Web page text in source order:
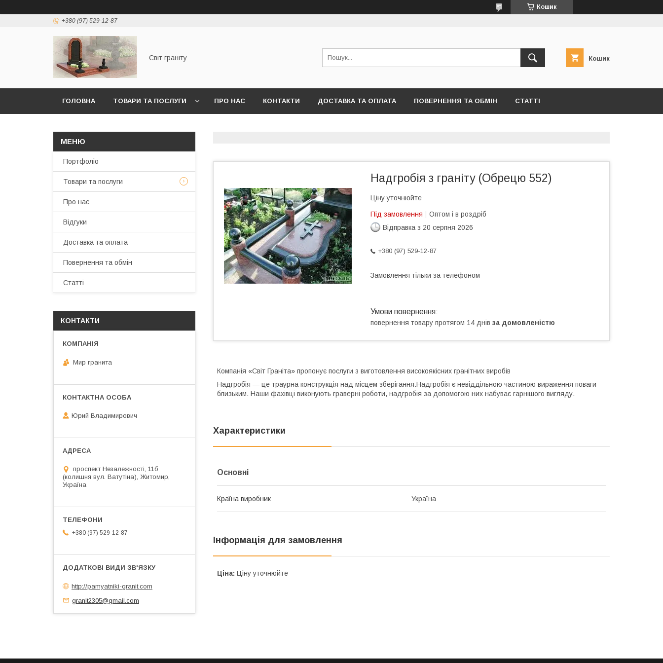
Кошик
+380 (97) 529-12-87
Світ граніту Кошик
ГОЛОВНА ТОВАРИ ТА ПОСЛУГИ ПРО НАС КОНТАКТИ ДОСТАВКА ТА ОПЛАТА ПОВЕРНЕННЯ ТА ОБМІН СТАТТІ
Надгробія з граніту (Обрецю 552)
Ціну уточнюйте
Під замовлення
Оптом і в роздріб
Відправка з 20 серпня 2026
+380 (97) 529-12-87
Замовлення тільки за телефоном
повернення товару протягом 14 днів за домовленістю
Компанія «Світ Граніта» пропонує послуги з виготовлення високоякісних гранітних виробів
Надгробія — це траурна конструкція над місцем зберігання.Надгробія є невіддільною частиною вираження поваги
близьким. Наши фахівці виконують граверні роботи, надгробія за допомогою них набуває гарнішого вигляду.
Характеристики
Основні
Країна виробник Україна
Інформація для замовлення
Ціна: Ціну уточнюйте
Портфоліо
Товари та послуги
Про нас
Відгуки
Доставка та оплата
Повернення та обмін
Статті
КОНТАКТИ
Мир гранита
Юрий Владимирович
проспект Незалежності, 11б
(колишня вул. Ватутіна), Житомир,
Україна
+380 (97) 529-12-87
http://pamyatniki-granit.com
granit2305@gmail.com